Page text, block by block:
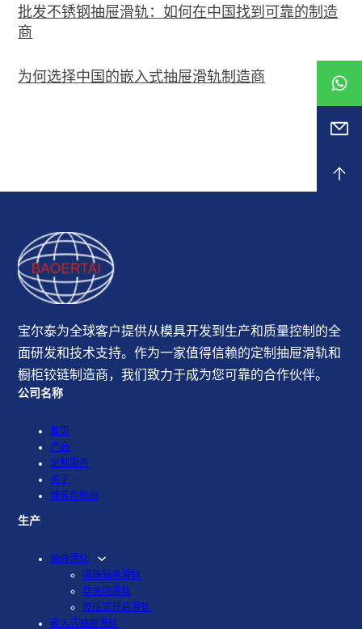
批发不锈钢抽屉滑轨：如何在中国找到可靠的制造
商
为何选择中国的嵌入式抽屉滑轨制造商
宝尔泰为全球客户提供从模具开发到生产和质量控制的全
面研发和技术支持。作为一家值得信赖的定制抽屉滑轨和
橱柜铰链制造商，我们致力于成为您可靠的合作伙伴。
公司名称
首页
产品
定制服务
关于
博客与新闻
生产
抽屉滑轨
滚珠轴承滑轨
软关闭滑轨
按压式开启滑轨
嵌入式抽屉滑轨